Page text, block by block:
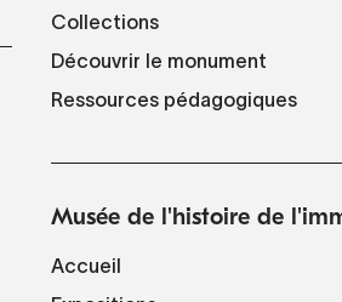
Collections
Découvrir le monument
Ressources pédagogiques
Musée de l'histoire de
Accueil